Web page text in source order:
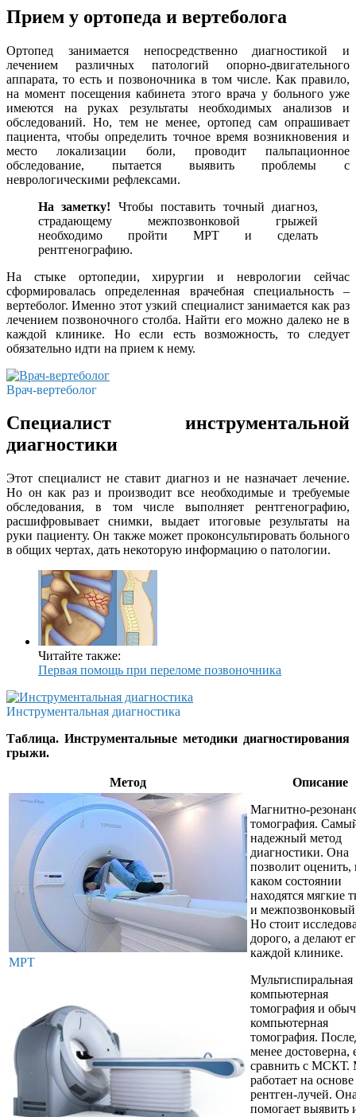
Прием у ортопеда и вертеболога
Ортопед занимается непосредственно диагностикой и
лечением различных патологий опорно-двигательного
аппарата, то есть и позвоночника в том числе. Как правило,
на момент посещения кабинета этого врача у больного уже
имеются на руках результаты необходимых анализов и
обследований. Но, тем не менее, ортопед сам опрашивает
пациента, чтобы определить точное время возникновения и
место локализации боли, проводит пальпационное
обследование, пытается выявить проблемы с
неврологическими рефлексами.
На заметку! Чтобы поставить точный диагноз,
страдающему межпозвонковой грыжей
необходимо пройти МРТ и сделать
рентгенографию.
На стыке ортопедии, хирургии и неврологии сейчас
сформировалась определенная врачебная специальность –
вертеболог. Именно этот узкий специалист занимается как раз
лечением позвоночного столба. Найти его можно далеко не в
каждой клинике. Но если есть возможность, то следует
обязательно идти на прием к нему.
Врач-вертеболог
Специалист инструментальной
диагностики
Этот специалист не ставит диагноз и не назначает лечение.
Но он как раз и производит все необходимые и требуемые
обследования, в том числе выполняет рентгенографию,
расшифровывает снимки, выдает итоговые результаты на
руки пациенту. Он также может проконсультировать больного
в общих чертах, дать некоторую информацию о патологии.
Читайте также:
Первая помощь при переломе позвоночника
Инструментальная диагностика
Таблица. Инструментальные методики диагностирования
грыжи.
Метод Описание
МРТ
Магнитно-
томография.
надежный метод
диагностики. Она
позволит оценить,
каком состоянии
находятся мягкие
и
Но стоит
дорого, а делают
каждой клинике.
Мультиспиральная
компьютерная
томография и
компьютерная
томография.
менее достоверна,
сравнить с
работает на основе
рентген-лучей.
помогает выявить